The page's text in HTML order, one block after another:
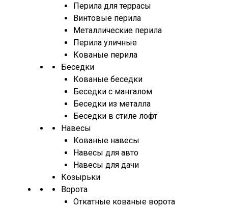
Перила для террасы
Винтовые перила
Металлические перила
Перила уличные
Кованые перила
Беседки
Кованые беседки
Беседки с мангалом
Беседки из металла
Беседки в стиле лофт
Навесы
Кованые навесы
Навесы для авто
Навесы для дачи
Козырьки
Ворота
Откатные кованые ворота